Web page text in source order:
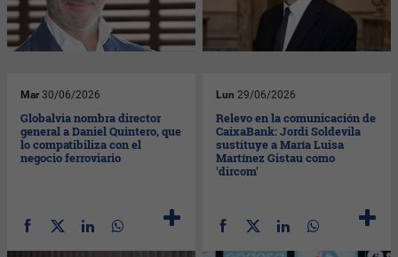
Mar 30/06/2026
Globalvia nombra director
general a Daniel Quintero, que
lo compatibiliza con el
negocio ferroviario
Lun 29/06/2026
Relevo en la comunicación de
CaixaBank: Jordi Soldevila
sustituye a María Luisa
Martínez Gistau como
'dircom'